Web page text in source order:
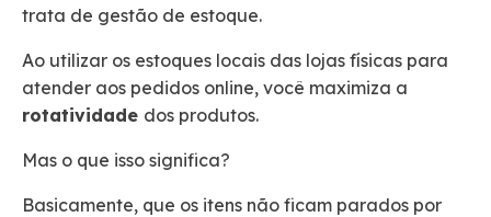
trata de gestão de estoque.
Ao utilizar os estoques locais das lojas físicas para
atender aos pedidos online, você maximiza a
rotatividade dos produtos.
Mas o que isso significa?
Basicamente, que os itens não ficam parados por